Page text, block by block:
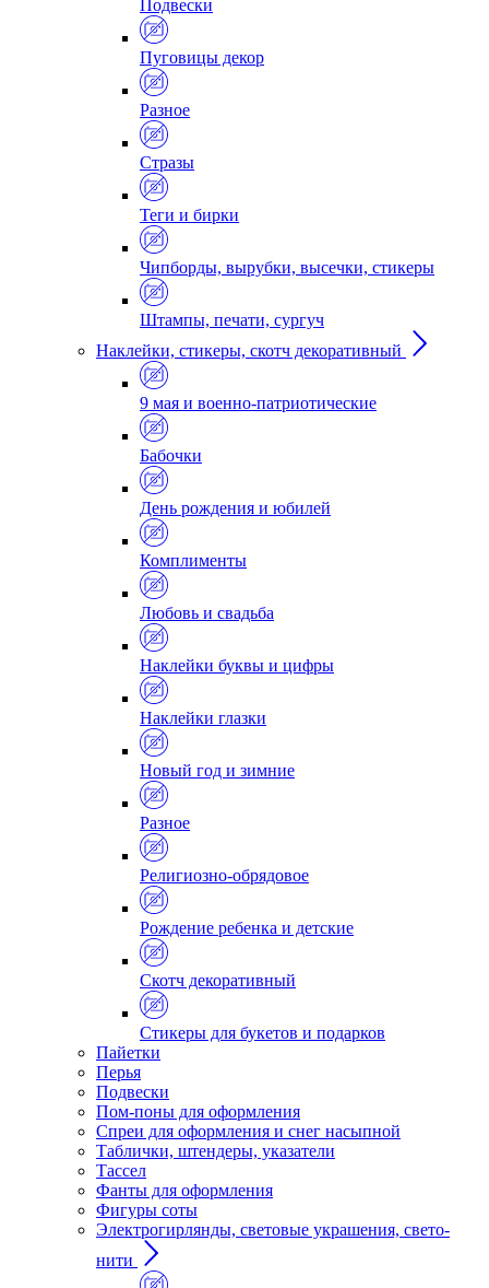
Подвески
Пуговицы декор
Разное
Стразы
Теги и бирки
Чипборды, вырубки, высечки, стикеры
Штампы, печати, сургуч
Наклейки, стикеры, скотч декоративный
9 мая и военно-патриотические
Бабочки
День рождения и юбилей
Комплименты
Любовь и свадьба
Наклейки буквы и цифры
Наклейки глазки
Новый год и зимние
Разное
Религиозно-обрядовое
Рождение ребенка и детские
Скотч декоративный
Стикеры для букетов и подарков
Пайетки
Перья
Подвески
Пом-поны для оформления
Спреи для оформления и снег насыпной
Таблички, штендеры, указатели
Тассел
Фанты для оформления
Фигуры соты
Электрогирлянды, световые украшения, свето-
нити